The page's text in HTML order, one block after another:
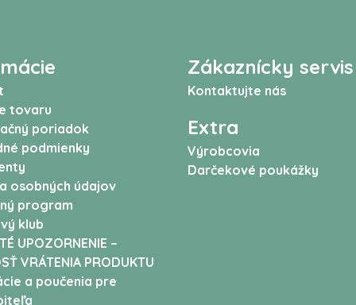
tovaru
poriadok
podmienky
osobných údajov
program
klub
UPOZORNENIE –
VRÁTENIA PRODUKTU
a poučenia pre
Zákaznícky servis
Kontaktujte nás
Extra
Výrobcovia
Darčekové poukážky